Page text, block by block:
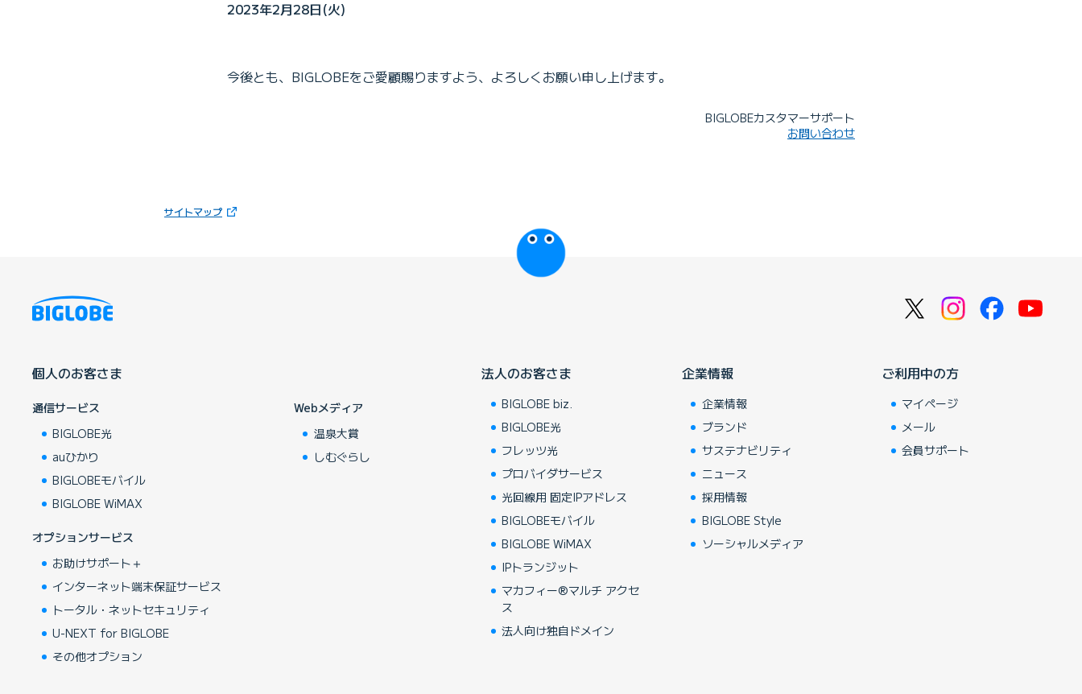
2023年2月28日(火)
今後とも、BIGLOBEをご愛顧賜りますよう、よろしくお願い申し上げます。
BIGLOBEカスタマーサポート
お問い合わせ
サイトマップ（新しいタブで開きます）
びっぷるのページ
個人のお客さま
通信サービス
BIGLOBE光
auひかり
BIGLOBEモバイル
BIGLOBE WiMAX
オプションサービス
お助けサポート＋
インターネット端末保証サービス
トータル・ネットセキュリティ
U-NEXT for BIGLOBE
その他オプション
Webメディア
温泉大賞
しむぐらし
法人のお客さま
BIGLOBE biz.
BIGLOBE光
フレッツ光
プロバイダサービス
光回線用 固定IPアドレス
BIGLOBEモバイル
BIGLOBE WiMAX
IPトランジット
マカフィー®マルチ アクセ
ス
法人向け独自ドメイン
企業情報
企業情報
ブランド
サステナビリティ
ニュース
採用情報
BIGLOBE Style
ソーシャルメディア
ご利用中の方
マイページ
メール
会員サポート